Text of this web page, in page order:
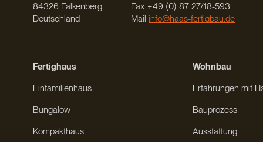
84326 Falkenberg
Deutschland
Fax +49 (0) 87 27/18-593
Mail info@haas-fertigbau.de
Fertighaus
Einfamilienhaus
Bungalow
Kompakthaus
Wohnbau
Erfahrungen mit
Bauprozess
Ausstattung